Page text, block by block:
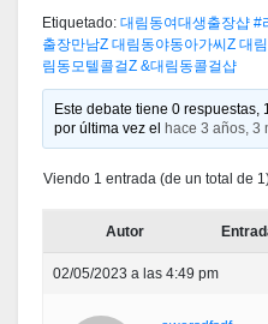
Etiquetado: 대림동여대생출장샵 #
출장만남Z 대림동야동아가씨Z 대
림동모텔콜걸Z &대림동콜걸샵
Este debate tiene 0
por última vez el
hace 3 años, 3
Viendo 1 entrada (de un total de
Autor
02/05/2023 a las 4:49 pm